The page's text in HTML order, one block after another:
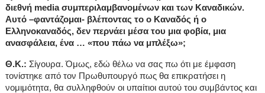
διεθνή mediaσυμπεριλαμβανομένων και των Καναδικών.
Αυτό –φαντάζομαι- βλέποντας το ο Καναδός ή ο
Ελληνοκαναδός, δεν περνάει μέσα του μια φοβία, μια
ανασφάλεια, ένα … «που πάω να μπλέξω»;
Θ.Κ.: Σίγουρα. Όμως, εδώ θέλω να σας πω ότι με έμφαση
τονίστηκε από τον Πρωθυπουργό πως θα επικρατήσει η
νομιμότητα, θα συλληφθούν οι υπαίτιοι αυτού του συμβάντος και